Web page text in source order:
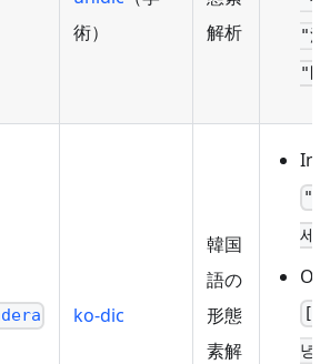
術）
解析
"
"
ko-dic
韓国
語の
形態
素解
"
세
["
녕